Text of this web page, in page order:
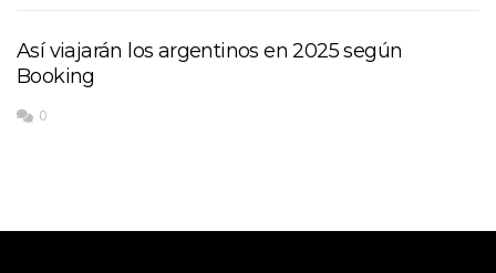
Así viajarán los argentinos en 2025 según
Booking
0